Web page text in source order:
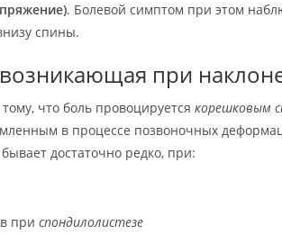
. Болевой симптом при этом
спины.
при
что боль провоцируется корешковым
в процессе позвоночных
достаточно редко, при:
при спондилолистезе